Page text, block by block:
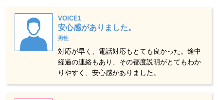
VOICE1
安心感がありました。
男性
対応が早く、電話対応もとても良かった。途中
経過の連絡もあり、その都度説明がとてもわか
りやすく、安心感がありました。